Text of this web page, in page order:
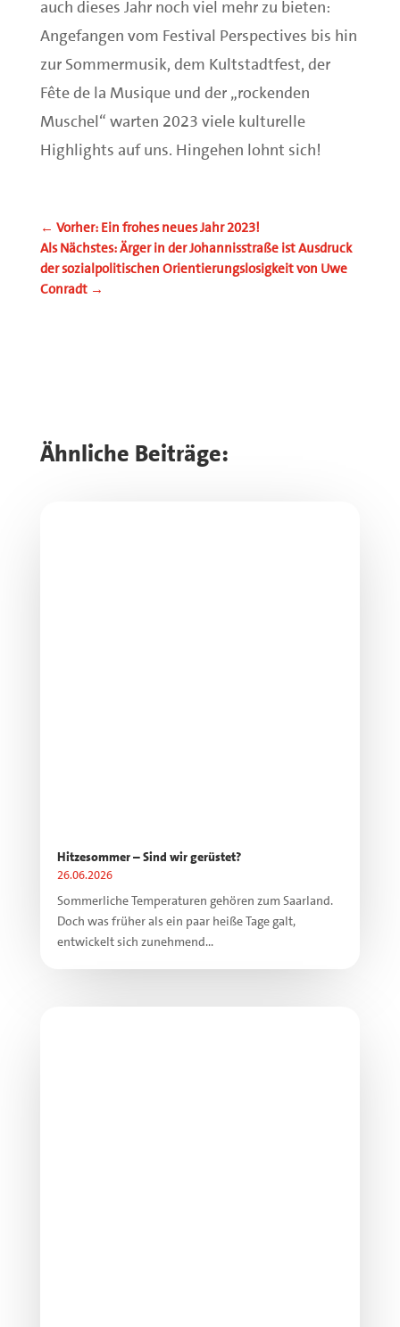
auch dieses Jahr noch viel mehr zu bieten:
Angefangen vom Festival Perspectives bis hin
zur Sommermusik, dem Kultstadtfest, der
Fête de la Musique und der „rockenden
Muschel“ warten 2023 viele kulturelle
Highlights auf uns. Hingehen lohnt sich!
← Vorher: Ein frohes neues Jahr 2023!
Als Nächstes: Ärger in der Johannisstraße ist Ausdruck
der sozialpolitischen Orientierungslosigkeit von Uwe
Conradt→
Ähnliche Beiträge:
Hitzesommer – Sind wir gerüstet?
26.06.2026
Sommerliche Temperaturen gehören zum Saarland.
Doch was früher als ein paar heiße Tage galt,
entwickelt sich zunehmend...